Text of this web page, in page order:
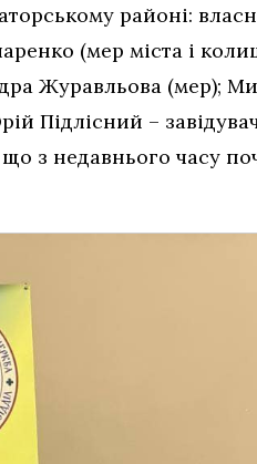
районі:
(мер міста і
Журавльова (мер);
Підлісний –
з недавнього часу